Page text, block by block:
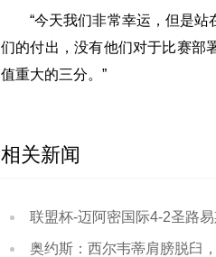
“今天我们非常幸运，但是
们的付出，没有他们对于比赛部
值重大的三分。”
相关新闻
联盟杯-迈阿密国际4-2圣路易斯 梅西
奥约斯：西尔韦蒂肩膀脱臼，暂无具体